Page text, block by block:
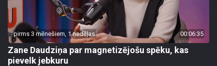
pirms 3 mēnešiem, 1 nedēļas 00:06:35
Zane Daudziņa par magnetizējošu spēku, kas
pievelk jebkuru